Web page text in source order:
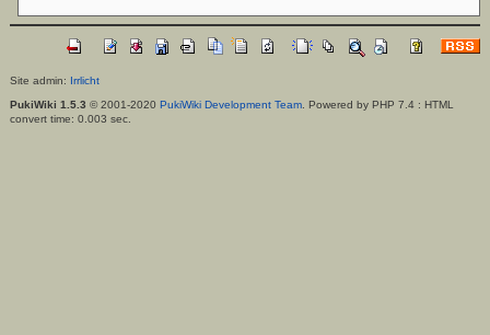
Site admin: Irrlicht
PukiWiki 1.5.3 © 2001-2020 PukiWiki Development Team. Powered by PHP 7.4 : HTML
convert time: 0.003 sec.